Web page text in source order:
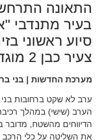
התאונה
בעיר מתנדבי
סיוע ראשוני
צעיר כבן 2 מוגדר קל
מערכת החדשות | בני
הערב (שישי) במהלך
הדיווחים מהשטח,
את השליטה על כלי